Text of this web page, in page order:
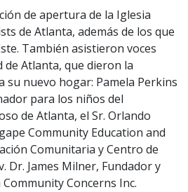
de apertura de la Iglesia
de Atlanta, además de los que
También asistieron voces
de Atlanta, que dieron la
su nuevo hogar: Pamela Perkins
para los niños del
de Atlanta, el Sr. Orlando
Community Education and
Comunitaria y Centro de
Dr. James Milner, Fundador y
Concerns Inc.